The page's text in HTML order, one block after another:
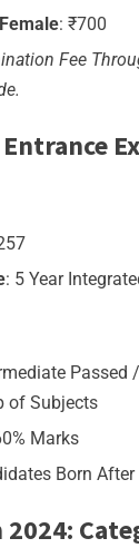
: ₹700
Fee
Entrance
: 5 Year
Passed
of Subjects
Marks
Born
2024: